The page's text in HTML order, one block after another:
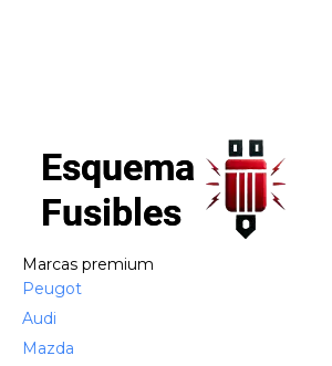
Marcas premium
Peugot
Audi
Mazda